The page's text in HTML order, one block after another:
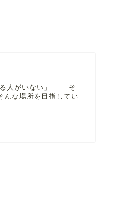
る人がいない」 ――そ
んな場所を目指してい